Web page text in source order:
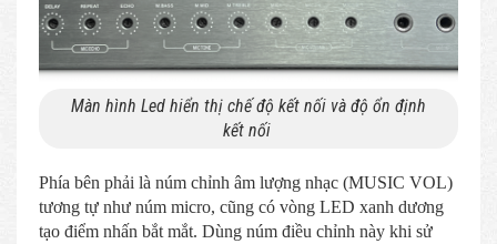
Màn hình Led hiển thị chế độ kết nối và độ ổn định
kết nối
Phía bên phải là núm chỉnh âm lượng nhạc (MUSIC VOL)
tương tự như núm micro, cũng có vòng LED xanh dương
tạo điểm nhấn bắt mắt. Dùng núm điều chỉnh này khi sử